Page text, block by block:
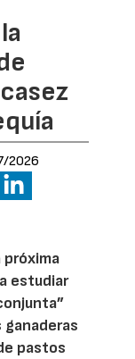
2026
próxima
estudiar
ganaderas
pastos